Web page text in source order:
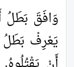
وَافَقَ بَطَلُ
يَعْرِفْ بَطَلُ